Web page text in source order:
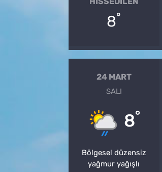
8°
24 MART
SALI
8°
Bölgesel düzensiz
yağmur yağışlı